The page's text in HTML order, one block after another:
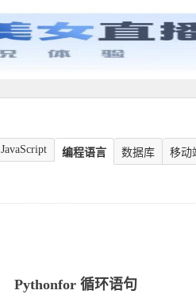
JavaScript 编程语言 数据库 移动
Pythonfor 循环语句